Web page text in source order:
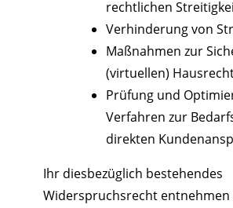
rechtlichen
Verhinderung von
Maßnahmen zur
(virtuellen)
Prüfung und
Verfahren zur
direkten
Ihr diesbezüglich bestehendes
Widerspruchsrecht entnehmen